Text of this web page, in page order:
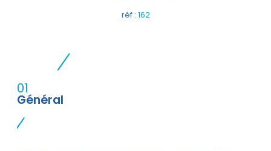
réf : 162
01
Général